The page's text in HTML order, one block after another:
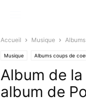
Accueil Musique
Musique Albums coups de
Album de
album de